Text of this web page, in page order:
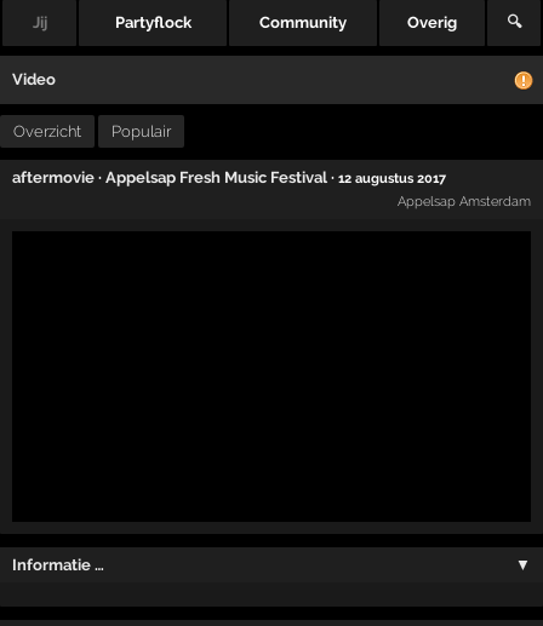
Jij Partyflock Community Overig 🔍
Video
Overzicht Populair
aftermovie ·Appelsap Fresh Music Festival ·12 augustus 2017
Appelsap Amsterdam
Informatie … ▼